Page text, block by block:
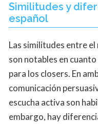
Similitudes y
español
Las similitudes entre
son notables en
para los closers. En
comunicación
escucha activa son
embargo, hay